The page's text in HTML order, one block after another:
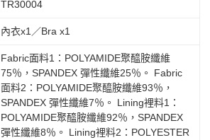
TR30004
內衣x1／Bra x1
Fabric面料1：POLYAMIDE聚醯胺纖維
75％，SPANDEX 彈性纖維25％。 Fabric
面料2：POLYAMIDE聚醯胺纖維93％，
SPANDEX 彈性纖維7％。 Lining裡料1：
POLYAMIDE聚醯胺纖維92％，SPANDEX
彈性纖維8％。 Lining裡料2：POLYESTER